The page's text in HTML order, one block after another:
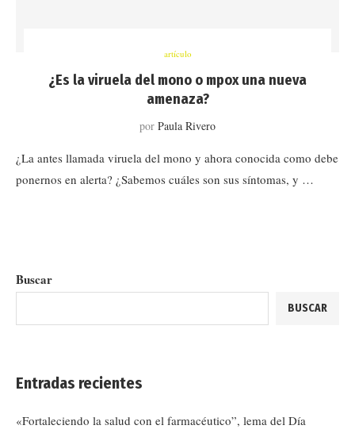
artículo
¿Es la viruela del mono o mpox una nueva
amenaza?
por Paula Rivero
¿La antes llamada viruela del mono y ahora conocida como debe
ponernos en alerta? ¿Sabemos cuáles son sus síntomas, y …
Buscar
BUSCAR
Entradas recientes
«Fortaleciendo la salud con el farmacéutico”, lema del Día